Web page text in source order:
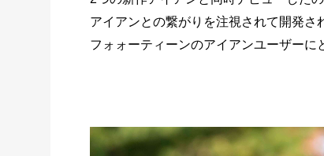
アイアンとの繋がりを注視されて開発さ
フォォーティーンのアイアンユーザーに